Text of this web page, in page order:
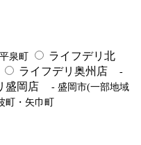
泉町
ライフデリ北
ライフデリ奥州店
-
盛岡店
- 盛岡市(一部地域
町・矢巾町